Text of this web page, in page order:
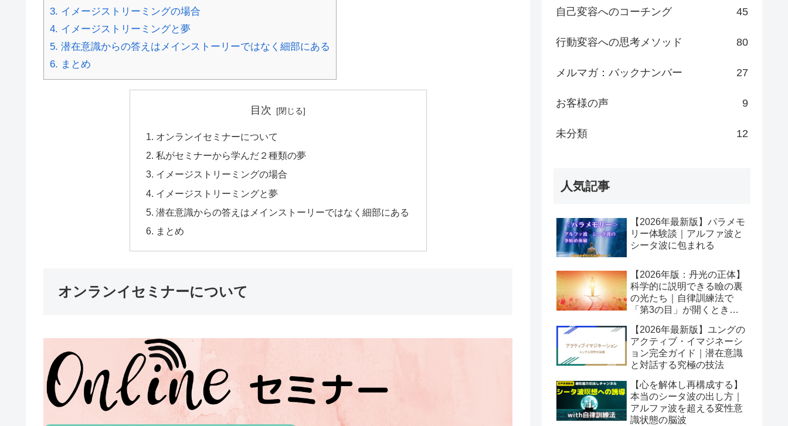
3. イメージストリーミングの場合
4. イメージストリーミングと夢
5. 潜在意識からの答えはメインストーリーではなく細部にある
6. まとめ
目次
オンランイセミナーについて
私がセミナーから学んだ２種類の夢
イメージストリーミングの場合
イメージストリーミングと夢
潜在意識からの答えはメインストーリーではなく細部にある
まとめ
オンランイセミナーについて
自己変容へのコーチング 45
行動変容への思考メソッド 80
メルマガ：バックナンバー 27
お客様の声 9
未分類 12
人気記事
【2026年最新版】パラメモ
リー体験談｜アルファ波と
シータ波に包まれる
【2026年版：丹光の正体】
科学的に説明できる瞼の裏
の光たち｜自律訓練法で
「第3の目」が開くとき潜
【2026年最新版】ユングの
アクティブ・イマジネーシ
ョン完全ガイド｜潜在意識
と対話する究極の技法
【心を解体し再構成する】
本当のシータ波の出し方｜
アルファ波を超える変性意
識状態の脳波